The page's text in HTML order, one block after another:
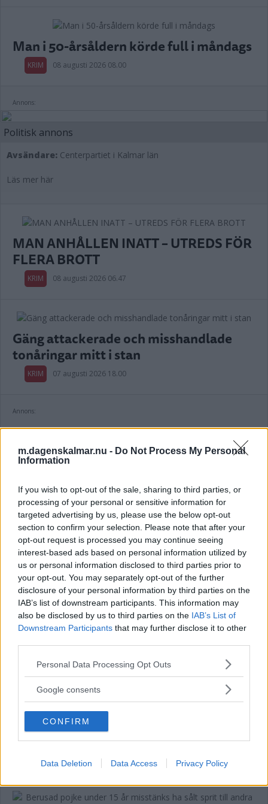
m.dagenskalmar.nu - Do Not Process My Personal
Information
If you wish to opt-out of the sale, sharing to third parties, or
processing of your personal or sensitive information for
targeted advertising by us, please use the below opt-out
section to confirm your selection. Please note that after your
opt-out request is processed you may continue seeing
interest-based ads based on personal information utilized by
us or personal information disclosed to third parties prior to
your opt-out. You may separately opt-out of the further
disclosure of your personal information by third parties on the
IAB’s list of downstream participants. This information may
also be disclosed by us to third parties on the IAB’s List of
Downstream Participants that may further disclose it to other
Please note that this website/app uses one or more Google
not limited to your visit or usage behaviour. You may click to
use your data for below specified purposes in below Google
consent section.
Personal Data Processing Opt Outs
Google consents
CONFIRM
Data Deletion Data Access Privacy Policy
Man i 50-årsåldern körde full i måndags
KRIM 08 augusti 2026 08.00
Annons:
Politisk annons
Avsändare: Centerpartiet i Kalmar län
Läs mer här
MAN ANHÅLLEN INATT – UTREDS FÖR
FLERA BROTT
KRIM 08 augusti 2026 06.47
Gäng attackerade och misshandlade
tonåringar mitt i stan
KRIM 07 augusti 2026 18.00
Annons:
Står skriven hos kvinna utan att bo där –
man utreds för brott
KRIM 07 augusti 2026 16.00
Bil stoppades på Ängöleden – man
misstänks för dubbla brott
KRIM 07 augusti 2026 14.00
Kvinna anmäler grov stöld i centrala
Kalmar i går
07 augusti 2026 12.00